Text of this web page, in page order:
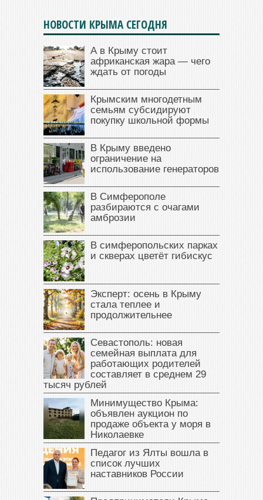
НОВОСТИ КРЫМА СЕГОДНЯ
А в Крыму стоит
африканская жара — чего
ждать от погоды
Крымским многодетным
семьям субсидируют
покупку школьной формы
В Крыму введено
ограничение на
использование генераторов
В Симферополе
разбираются с очагами
амброзии
В симферопольских парках
и скверах цветёт гибискус
Эксперт: осень в Крыму
стала теплее и
продолжительнее
Севастополь: новая
семейная выплата для
работающих родителей
составляет в среднем 29
тысяч рублей
Минимущество Крыма:
объявлен аукцион по
продаже объекта у моря в
Николаевке
Педагог из Ялты вошла в
список лучших
наставников России